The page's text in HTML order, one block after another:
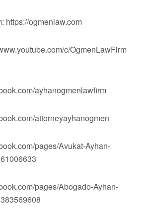
https://ogmenlaw.com
c/OgmenLawFirm
ayhanogmenlawfirm
attorneyayhanogmen
pages/Avukat-Ayhan-
pages/Abogado-Ayhan-